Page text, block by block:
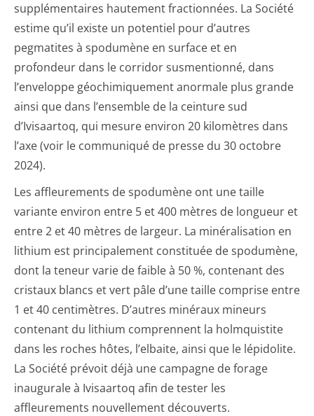
supplémentaires hautement fractionnées. La Société
estime qu’il existe un potentiel pour d’autres
pegmatites à spodumène en surface et en
profondeur dans le corridor susmentionné, dans
l’enveloppe géochimiquement anormale plus grande
ainsi que dans l’ensemble de la ceinture sud
d’Ivisaartoq, qui mesure environ 20 kilomètres dans
l’axe (voir le communiqué de presse du 30 octobre
2024).
Les affleurements de spodumène ont une taille
variante environ entre 5 et 400 mètres de longueur et
entre 2 et 40 mètres de largeur. La minéralisation en
lithium est principalement constituée de spodumène,
dont la teneur varie de faible à 50 %, contenant des
cristaux blancs et vert pâle d’une taille comprise entre
1 et 40 centimètres. D’autres minéraux mineurs
contenant du lithium comprennent la holmquistite
dans les roches hôtes, l’elbaite, ainsi que le lépidolite.
La Société prévoit déjà une campagne de forage
inaugurale à Ivisaartoq afin de tester les
affleurements nouvellement découverts.